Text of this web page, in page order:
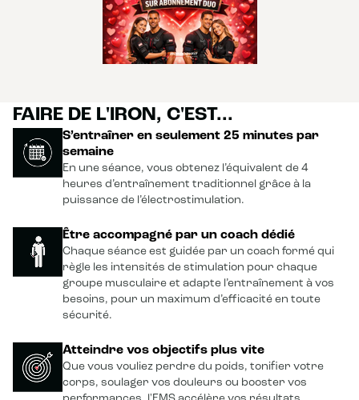
FAIRE DE L'IRON, C'EST...
S’entraîner en seulement 25 minutes par
semaine
En une séance, vous obtenez l’équivalent de 4
heures d’entraînement traditionnel grâce à la
puissance de l’électrostimulation.
Être accompagné par un coach dédié
Chaque séance est guidée par un coach formé qui
règle les intensités de stimulation pour chaque
groupe musculaire et adapte l’entraînement à vos
besoins, pour un maximum d’efficacité en toute
sécurité.
Atteindre vos objectifs plus vite
Que vous vouliez perdre du poids, tonifier votre
corps, soulager vos douleurs ou booster vos